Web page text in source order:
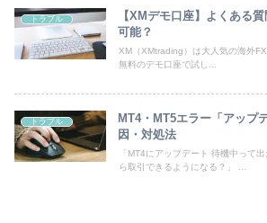
トラブル
【XMデモ口座】よくある
可能？
XM（XMtrading）は大人気の海外
無料のデモ口座で試し...
トラブル
MT4・MT5エラー「アップ
因・対処法
「MT4にアップデート 待機中って
ら取引できるようになる？」 ...